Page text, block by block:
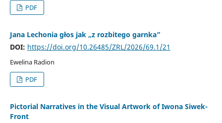
PDF
Jana Lechonia głos jak „z rozbitego garnka”
DOI: https://doi.org/10.26485/ZRL/2026/69.1/21
Ewelina Radion
PDF
Pictorial Narratives in the Visual Artwork of Iwona Siwek-
Front